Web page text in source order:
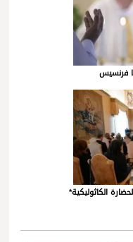
فرنسيس
الكاثوليكية*